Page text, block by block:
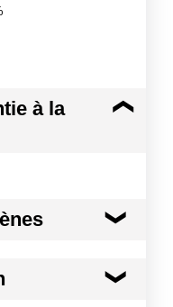
à la
graisse de palme,